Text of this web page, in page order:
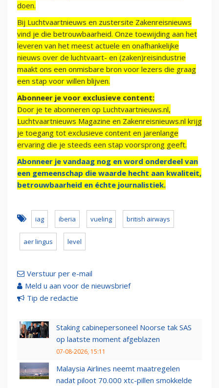
doen.
Bij Luchtvaartnieuws en zustersite Zakenreisnieuws
vind je die betrouwbaarheid. Onze toewijding aan het
leveren van het meest actuele en onafhankelijke
nieuws over de luchtvaart- en (zaken)reisindustrie
maakt ons een onmisbare bron voor lezers die graag
een stap voor willen blijven.
Abonneer je voor exclusieve content:
Door je te abonneren op Luchtvaartnieuws.nl,
Luchtvaartnieuws Magazine en Zakenreisnieuws.nl krijg
je toegang tot exclusieve content en jarenlange
ervaring die je steeds een stap voorsprong geeft.
Abonneer je vandaag nog en word onderdeel van
een gemeenschap die waarde hecht aan kwaliteit,
betrouwbaarheid en échte journalistiek.
iag iberia vueling british airways
aer lingus level
Verstuur per e-mail
Meld u aan voor de nieuwsbrief
Tip de redactie
Staking cabinepersoneel Noorse tak SAS
op laatste moment afgeblazen
07-08-2026, 15:11
Malaysia Airlines neemt maatregelen
nadat piloot 70.000 xtc-pillen smokkelde